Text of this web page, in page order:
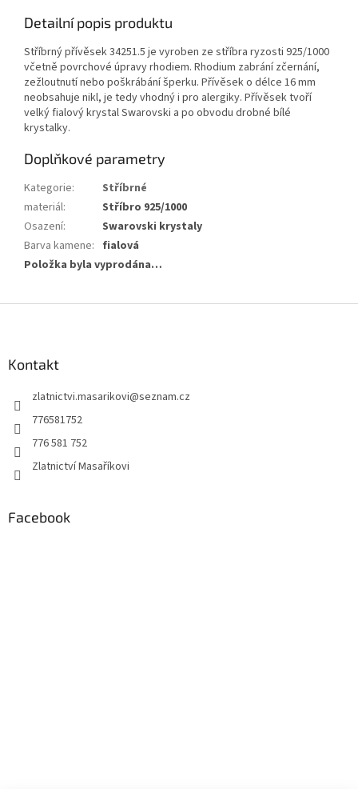
Detailní popis produktu
Stříbrný přívěsek 34251.5 je vyroben ze stříbra ryzosti 925/1000
včetně povrchové úpravy rhodiem. Rhodium zabrání zčernání,
zežloutnutí nebo poškrábání šperku. Přívěsek o délce 16 mm
neobsahuje nikl, je tedy vhodný i pro alergiky. Přívěsek tvoří
velký fialový krystal Swarovski a po obvodu drobné bílé
krystalky.
Doplňkové parametry
Kategorie:
Stříbrné
materiál:
Stříbro 925/1000
Osazení:
Swarovski krystaly
Barva kamene: fialová
Položka byla vyprodána…
Kontakt
zlatnictvi.masarikovi@seznam.cz
776581752
776 581 752
Zlatnictví Masaříkovi
Facebook